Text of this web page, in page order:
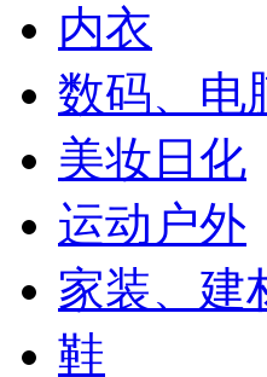
内衣
数码、电
美妆日化
运动户外
家装、建
鞋